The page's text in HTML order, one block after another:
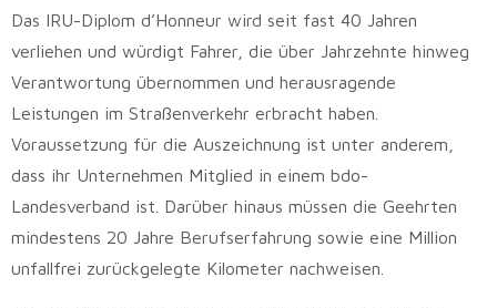
Das IRU-Diplom d’Honneur wird seit fast 40 Jahren
verliehen und würdigt Fahrer, die über Jahrzehnte hinweg
Verantwortung übernommen und herausragende
Leistungen im Straßenverkehr erbracht haben.
Voraussetzung für die Auszeichnung ist unter anderem,
dass ihr Unternehmen Mitglied in einem bdo-
Landesverband ist. Darüber hinaus müssen die Geehrten
mindestens 20 Jahre Berufserfahrung sowie eine Million
unfallfrei zurückgelegte Kilometer nachweisen.